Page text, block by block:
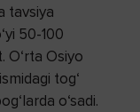
tavsiya
50-100
O‘rta Osiyo
tog‘
o‘sadi.